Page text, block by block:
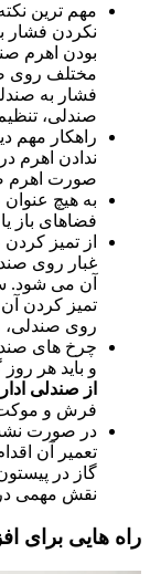
مهم ترین
نکردن فشار
بودن اهرم
مختلف روی
فشار به
صندلی،
راهکار مهم
ندادن اهرم
صورت اهرم
به هیچ
فضاهای باز
از تمیز
غبار روی
آن می شود.
تمیز کردن
روی صندلی،
چرخ های
و باید هر روز
از صندلی
فرش و موکت
در صورت
تعمیر آن
گاز در
نقش مهمی در
راه هایی برای